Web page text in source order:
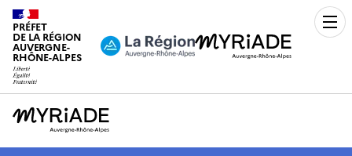
PRÉFET
DE LA RÉGION
AUVERGNE-
RHÔNE-ALPES